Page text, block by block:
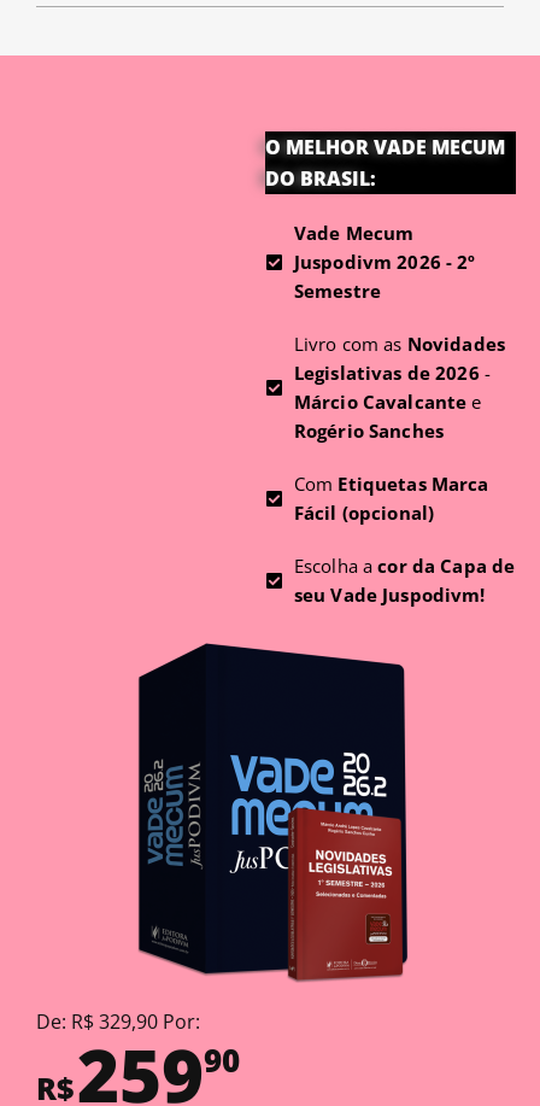
O MELHOR VADE MECUM
DO BRASIL:
Vade Mecum
Juspodivm 2026 - 2º
Semestre
Livro com as Novidades
Legislativas de 2026 -
Márcio Cavalcante e
Rogério Sanches
Com Etiquetas Marca
Fácil (opcional)
Escolha acor da Capa de
seu Vade Juspodivm!
De: R$ 329,90 Por:
R$25990